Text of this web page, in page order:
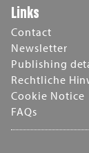
Links
Contact
Newsletter
Publishing
Rechtliche
Cookie Notice
FAQs